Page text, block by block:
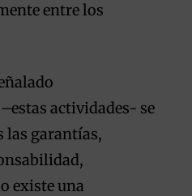
entre los
actividades- se
las garantías,
existe una